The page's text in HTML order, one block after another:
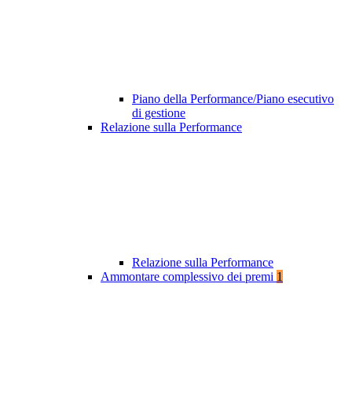
Piano della Performance/Piano esecutivo
di gestione
Relazione sulla Performance
Relazione sulla Performance
Ammontare complessivo dei premi 1